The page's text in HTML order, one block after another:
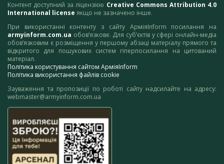
Контент доступний за ліцензією Creative Commons Attribution 4.0
International license якщо не зазначено інше.
При використанні контенту з сайту АрміяInform посилання на
armyinform.com.ua обов’язкове. Для суб’єктів у сфері онлайн-медіа
обов’язковим є розміщення у першому абзаці матеріалу прямого та
відкритого для пошукових систем гіперпосилання на цитований
матеріал.
Політика користування сайтом АрміяInform
Політика використання файлів cookie
Зауваження та пропозиції по роботі сайту надсилайте на адресу:
webmaster@armyinform.com.ua